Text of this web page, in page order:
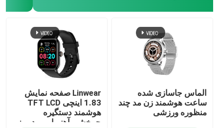
محصولات
درباره ما
الماس جاسازی شده
ساعت هوشمند زن مد چند
منظوره ورزشی
Linwear صفحه نمایش
1.83 اینچی TFT LCD
هوشمند دستگیره
چرخشی آهنربایی مد روز